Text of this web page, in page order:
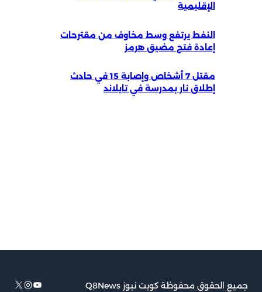
الإقليمية
النفط يرتفع وسط مخاوف من مقترحات
إعادة فتح مضيق هرمز
مقتل 7 أشخاص وإصابة 15 في حادث
إطلاق نار بمدرسة في تايلاند
جميع الحقوق محفوظة كويت نيوز Q8News يوتيوبإكس